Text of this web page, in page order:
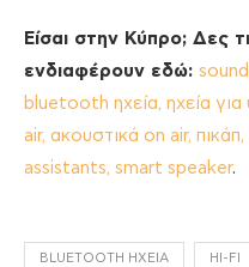
Είσαι στην Κύπρο; Δες
ενδιαφέρουν εδώ:
bluetooth ηχεία, ηχεία
air, ακουστικά on air, πικάπ,
assistants, smart speaker.
BLUETOOTH ΗΧΕΊΑ HI-FI